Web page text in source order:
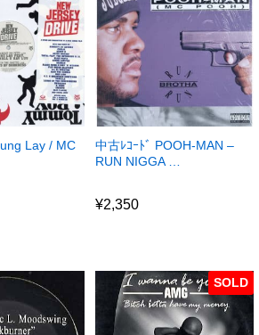
Lay / MC
中古ﾚｺｰﾄﾞ POOH-MAN –
RUN NIGGA …
¥2,350
SOLD